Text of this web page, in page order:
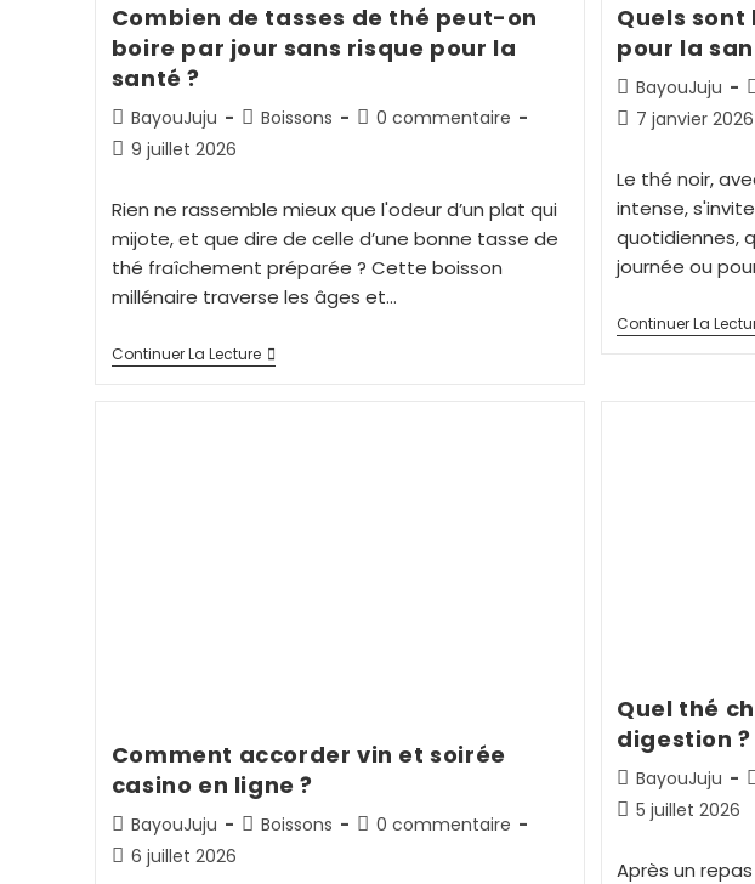
Combien de tasses de thé peut-on
boire par jour sans risque pour la
santé ?
BayouJuju Boissons
0 commentaire
9 juillet 2026
Rien ne rassemble mieux que l'odeur d’un plat qui
mijote, et que dire de celle d’une bonne tasse de
thé fraîchement préparée ? Cette boisson
millénaire traverse les âges et…
Continuer La Lecture
Quels
pour la
BayouJuju
7 janvier 2026
Le thé noir,
intense,
quotidiennes,
journée ou
Continuer La
Comment accorder vin et soirée
casino en ligne ?
BayouJuju Boissons
0 commentaire
6 juillet 2026
Quel thé
digestion ?
BayouJuju
5 juillet 2026
Après un